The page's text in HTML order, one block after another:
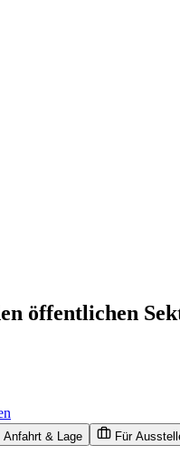
öffentlichen
Anfahrt & Lage Für